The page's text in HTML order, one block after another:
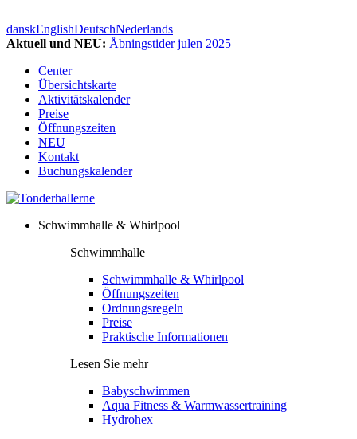
danskEnglishDeutschNederlands
Aktuell und NEU: Åbningstider julen 2025
Center
Übersichtskarte
Aktivitätskalender
Preise
Öffnungszeiten
NEU
Kontakt
Buchungskalender
Schwimmhalle & Whirlpool
Schwimmhalle
Schwimmhalle & Whirlpool
Öffnungszeiten
Ordnungsregeln
Preise
Praktische Informationen
Lesen Sie mehr
Babyschwimmen
Aqua Fitness & Warmwassertraining
Hydrohex